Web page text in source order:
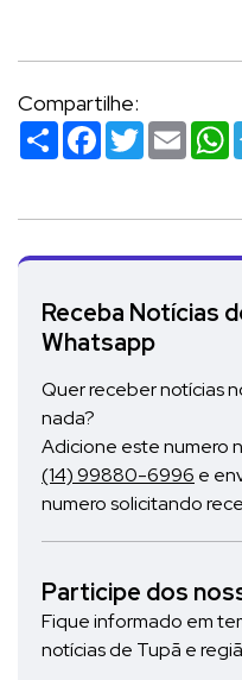
Compartilhe:
Compartilhar
Facebook
TwitterEmail
Receba Notícias
Whatsapp
Quer receber notícias
nada?
Adicione este numero
(14) 99880-6996 e
numero solicitando
Participe dos
Fique informado em
notícias de Tupã e